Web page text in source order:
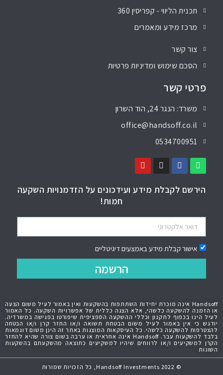
תכנית הליווי - קפריסין 360
מרכז מידע ומאמרים
צור קשר
הסכם שימוש ומדיניות פרטיות
פרטי קשר
משרד: הנגר 24, הוד השרון
office@handsoff.co.il
0534700951
הירשם לקבלת מידע ועידכונים על הזדמנויות השקעה
חמות!
אישור קבלת מידע באמצעים דיגיטליים
הרשמה
Handsoff אינה מוכרת יחידות השתתפות בהשקעות ואין באמור לעיל משום הצעה
או הזמנה להשקעה כלשהי, אלא הצגה כללית של אפשרויות השקעה. כל האמור
לעיל הינו בכפוף לתקנון וכללי ההשקעה הספציפית שיפורטו בפגישה במשרדיה.
יודגש כי אין באמור לעיל משום הבטחת תשואה ו/או החזר קרן ו/או הבטחה
להצטרפות להשקעה כלשהי. כל העיסקאות המוצגות באתר זה הינן משום דוגמאות
בלבד להשקעות עבר. Handsoff אינה אחראית או ערבה בשום צורה שהיא להחזר
הקרן למשקיעים ו/או לרווחים שיהיו למשקיעים כתוצאה מהשקעתם בהשקעות
השונות
© 2022 Handsoff Investments, כל הזכויות שמורות